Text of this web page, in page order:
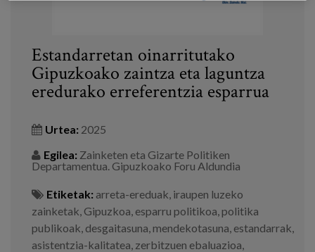
Estandarretan oinarritutako
Gipuzkoako zaintza eta laguntza
eredurako erreferentzia esparrua
Urtea: 2025
Egilea: Zainketen eta Gizarte Politiken
Departamentua. Gipuzkoako Foru Aldundia
Etiketak: arreta-ereduak iraupen luzeko
zainketak Gipuzkoa esparru politikoa politika
publikoak desgaitasuna mendekotasuna estandarrak
asistentzia-kalitatea zerbitzuen ebaluazioa